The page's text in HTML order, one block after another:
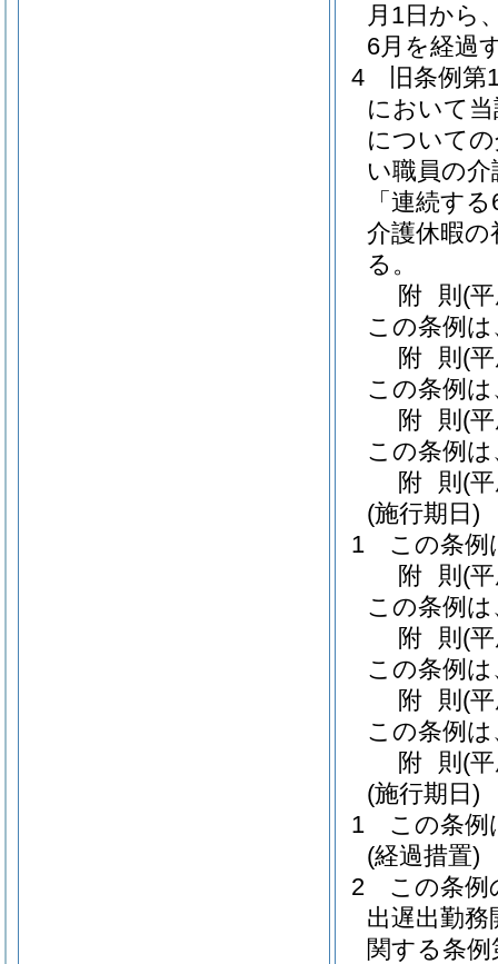
月1日から
6月を経過
4
旧条例
において
について
い職員の
「連続す
介護休暇
る。
附 則 (
この条例
附 則 (
この条例
附 則 (
この条例
附 則 (
(施行期日)
1
この条例
附 則 (
この条例
附 則 (
この条例
附 則 (
この条例
附 則 (
(施行期日)
1
この条例
(経過措置)
2
この条例
出遅出勤
関する条